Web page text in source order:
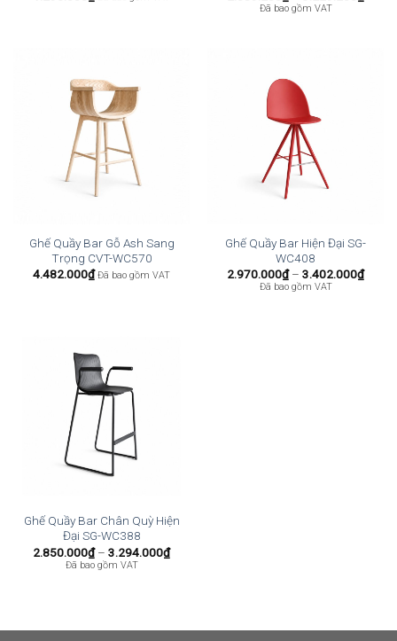
giá:
Đã bao gồm VAT
Ghế Quầy Bar Gỗ Ash Sang
Trọng CVT-WC570
4.482.000₫ Đã bao gồm VAT
Ghế Quầy Bar Hiện Đại SG-
WC408
2.970.000₫ – 3.402.000₫
giá:
Đã bao gồm VAT
Ghế Quầy Bar Chân Quỳ Hiện
Đại SG-WC388
2.850.000₫ – 3.294.000₫Khoảng
giá:
Đã bao gồm VAT